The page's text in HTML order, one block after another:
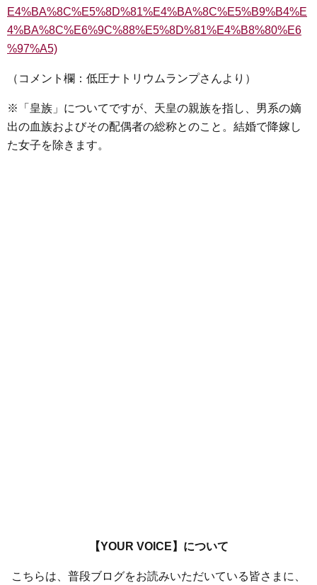
E4%BA%8C%E5%8D%81%E4%BA%8C%E5%B9%B4%E
4%BA%8C%E6%9C%88%E5%8D%81%E4%B8%80%E6
%97%A5)
（コメント欄：低圧ナトリウムランプさんより）
※「皇族」についてですが、天皇の親族を指し、男系の嫡
出の血族およびその配偶者の総称とのこと。結婚で降嫁し
た女子を除きます。
【YOUR VOICE】について
こちらは、普段ブログをお読みいただいている皆さまに、